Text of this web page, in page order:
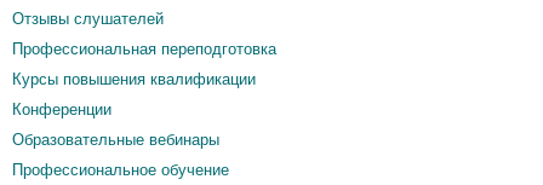
Отзывы слушателей
Профессиональная переподготовка
Курсы повышения квалификации
Конференции
Образовательные вебинары
Профессиональное обучение